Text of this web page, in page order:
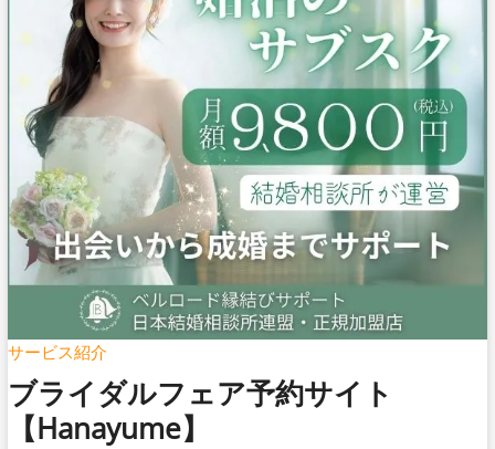
サービス紹介
ブライダルフェア予約サイト
【Hanayume】